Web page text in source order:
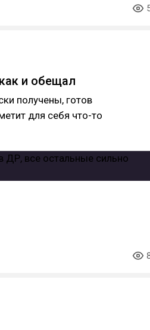
и обещал
получены, готов
для себя что-то